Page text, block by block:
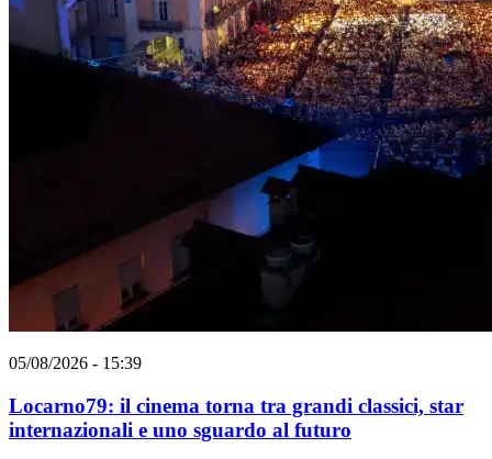
05/08/2026 - 15:39
Locarno79: il cinema torna tra grandi classici, star
internazionali e uno sguardo al futuro